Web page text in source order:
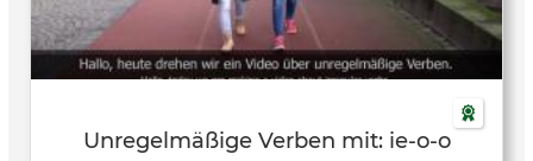
Unregelmäßige Verben mit: ie-o-o